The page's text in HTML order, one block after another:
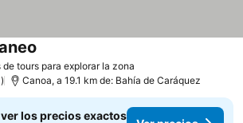
tours para explorar la zona
Canoa, a 19.1 km de: Bahía de Caráquez
los precios exactos